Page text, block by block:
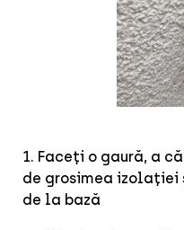
1. Faceți o gaură, a
de grosimea
de la bază